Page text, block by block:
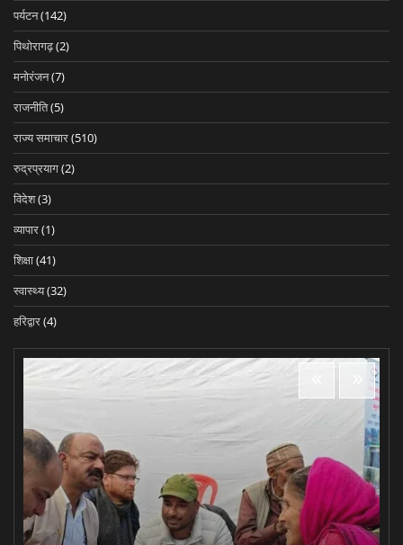
पर्यटन(142)
पिथोरागढ़(2)
मनोरंजन(7)
राजनीति(5)
राज्य समाचार(510)
रुद्रप्रयाग(2)
विदेश(3)
व्यापार(1)
शिक्षा(41)
स्वास्थ्य(32)
हरिद्वार(4)